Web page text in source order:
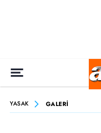
YASAK GALERİ